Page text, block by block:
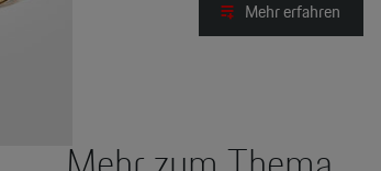
Mehr erfahren